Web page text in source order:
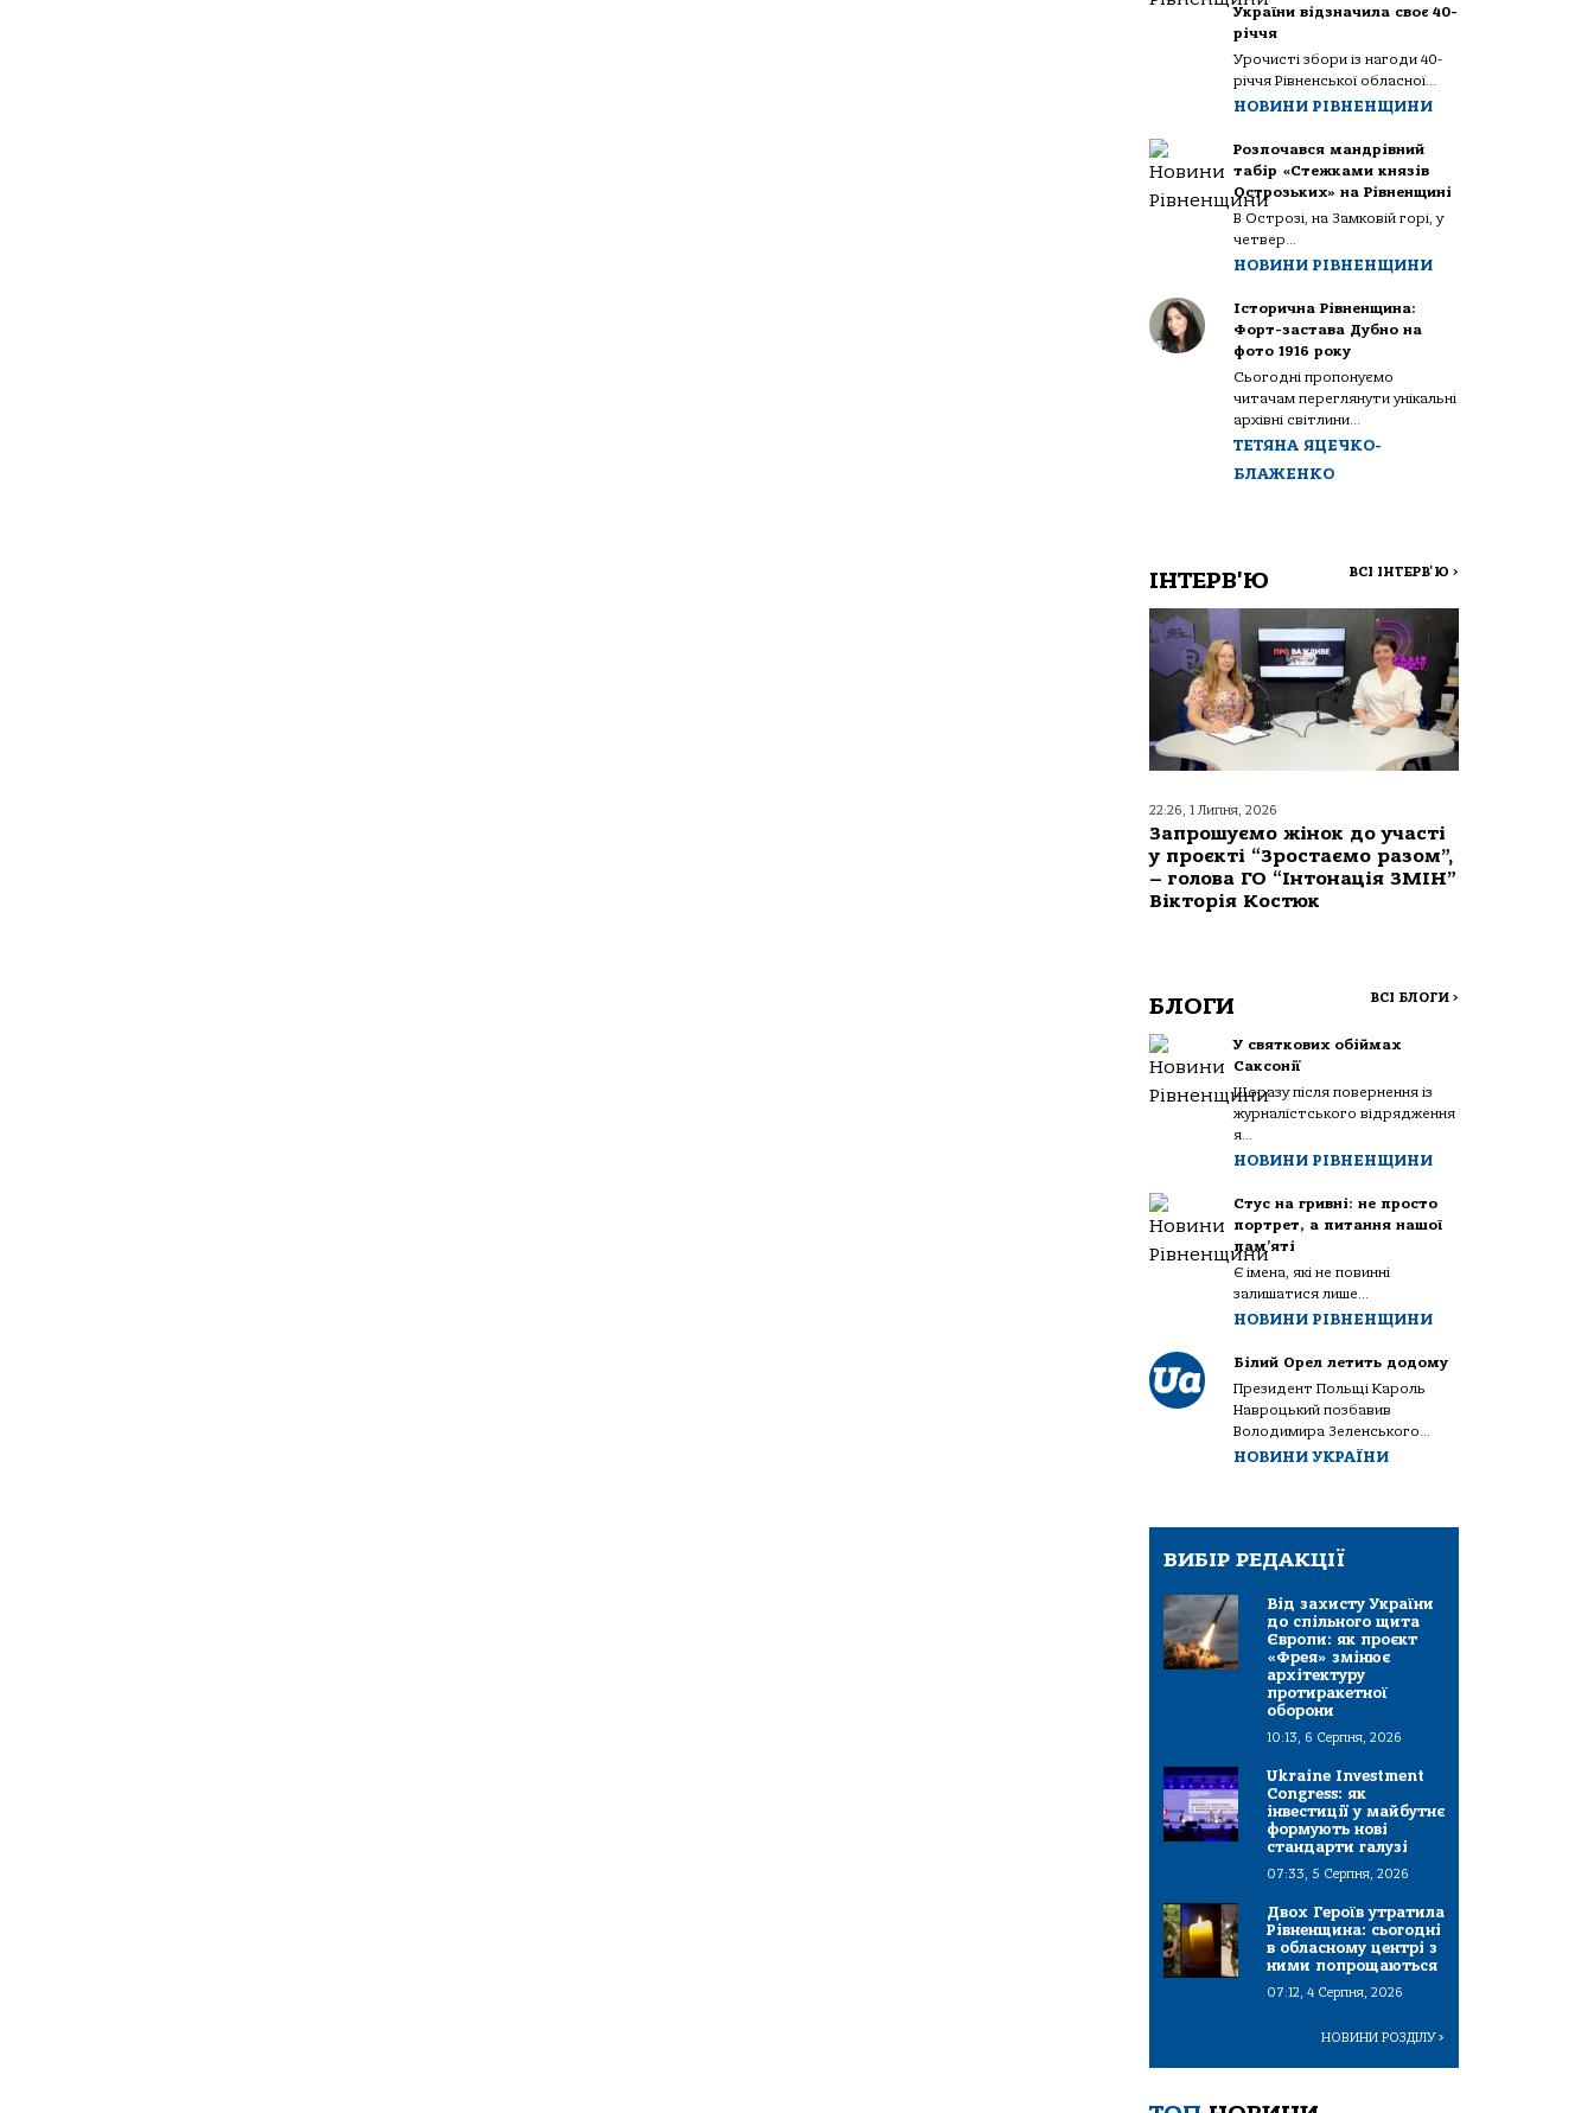
України відзначила своє 40-
річчя
Урочисті збори із нагоди 40-
річчя Рівненської обласної...
НОВИНИ РІВНЕНЩИНИ
Розпочався мандрівний
табір «Стежками князів
Острозьких» на Рівненщині
В Острозі, на Замковій горі, у
четвер...
НОВИНИ РІВНЕНЩИНИ
Історична Рівненщина:
Форт-застава Дубно на
фото 1916 року
Сьогодні пропонуємо
читачам переглянути унікальні
архівні світлини...
ТЕТЯНА ЯЦЕЧКО-
БЛАЖЕНКО
ІНТЕРВ'Ю ВСІ ІНТЕРВ'Ю >
22:26, 1 Липня, 2026
Запрошуємо жінок до участі
у проєкті “Зростаємо разом”,
– голова ГО “Інтонація ЗМІН”
Вікторія Костюк
БЛОГИ ВСІ БЛОГИ >
У святкових обіймах
Саксонії
Щоразу після повернення із
журналістського відрядження
я...
НОВИНИ РІВНЕНЩИНИ
Стус на гривні: не просто
портрет, а питання нашої
пам’яті
Є імена, які не повинні
залишатися лише...
НОВИНИ РІВНЕНЩИНИ
Білий Орел летить додому
Президент Польщі Кароль
Навроцький позбавив
Володимира Зеленського...
НОВИНИ УКРАЇНИ
ВИБІР РЕДАКЦІЇ
Від захисту України
до спільного щита
Європи: як проєкт
«Фрея» змінює
архітектуру
протиракетної
оборони
10:13, 6 Серпня, 2026
Ukraine Investment
Congress: як
інвестиції у майбутнє
формують нові
стандарти галузі
07:33, 5 Серпня, 2026
Двох Героїв утратила
Рівненщина: сьогодні
в обласному центрі з
ними попрощаються
07:12, 4 Серпня, 2026
НОВИНИ РОЗДІЛУ>